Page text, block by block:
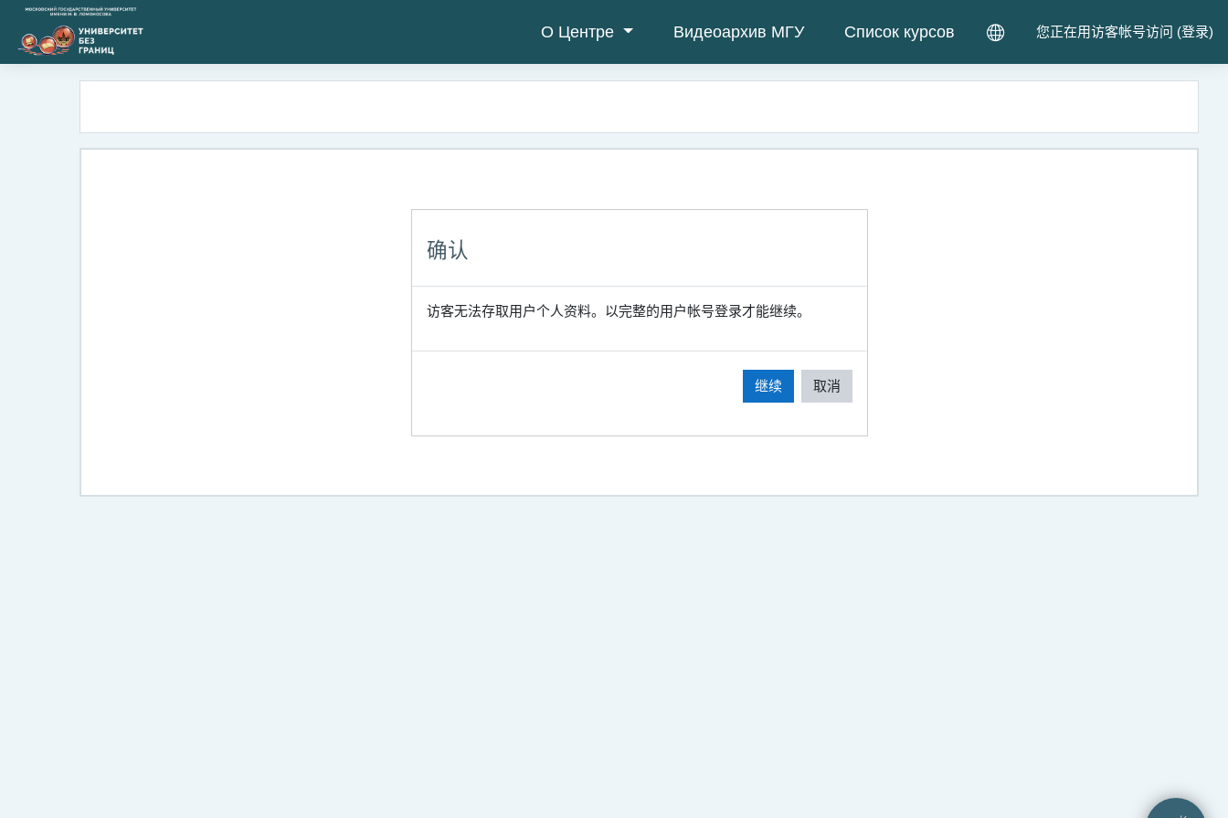
О Центре Видеоархив МГУ Список курсов 您正在用访客帐号访问 (登录)
跳到主要内容
确认
访客无法存取用户个人资料。以完整的用户帐号登录才能继续。
继续 取消